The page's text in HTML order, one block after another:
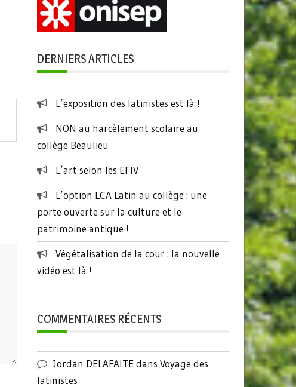
DERNIERS ARTICLES
L’exposition des latinistes est là !
NON au harcèlement scolaire au
collège Beaulieu
L’art selon les EFIV
L’option LCA Latin au collège : une
porte ouverte sur la culture et le
patrimoine antique !
Végétalisation de la cour : la nouvelle
vidéo est là !
COMMENTAIRES RÉCENTS
Jordan DELAFAITEdans Voyage des
latinistes